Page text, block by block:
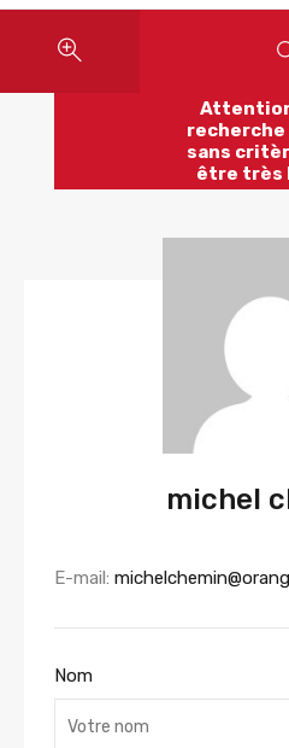
recherche
sans
être très
michel
E-mail:
Nom